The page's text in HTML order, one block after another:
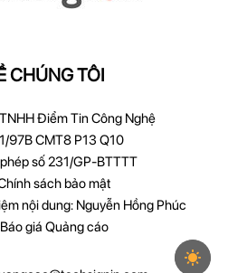
CHÚNG TÔI
Điểm Tin Công Nghệ
97B CMT8 P13 Q10
số 231/GP-BTTTT
sách bảo mật
nội dung: Nguyễn Hồng Phúc
Báo giá Quảng cáo